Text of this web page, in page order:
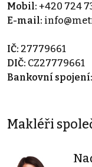
Mobil: +420 724
E-mail:
IČ: 27779661
DIČ: CZ27779661
Bankovní spojení:
Makléři